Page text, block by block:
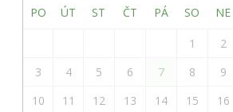
PO ÚT ST ČT PÁ SO NE
1
2
3
4 5 6 7 8
9
10
11 12 13 14 15
16